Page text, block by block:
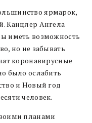
ярмарок,
Канцлер Ангела
иметь возможность
но не забывать
коронавирусные
было ослабить
и Новый год
человек.
планами